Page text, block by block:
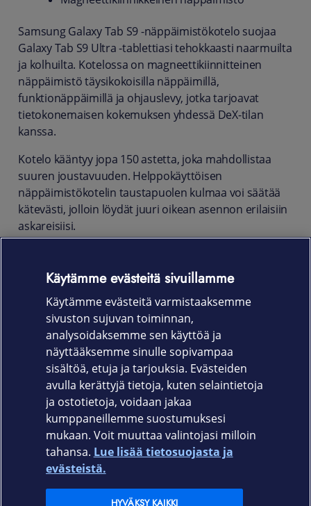
Samsung Galaxy Tab S9 -näppäimistökotelo suojaa
Galaxy Tab S9 Ultra -tablettiasi tehokkaasti naarmuilta
ja kolhuilta. Kotelossa on magneettikiinnitteinen
näppäimistö täysikokoisilla näppäimillä,
funktionäppäimillä ja ohjauslevy, jotka tarjoavat
tietokonemaisen kokemuksen yhdessä DeX-tilan
kanssa.
Kotelo kääntyy jopa 150 astetta, joka mahdollistaa
suuren joustavuuden. Helppokäyttöisen
näppäimistökotelin taustapuolen kulmaa voi säätää
kätevästi, jolloin löydät juuri oikean asennon erilaisiin
askareisiisi.
magneetilla. Langattoman näppäimistön jakamisen
avulla voit yhdistää sen muihin Galaxy-laitteisiisi
tehostaen työskentelyäsi.
Tuotekoodi:
EF-DX715BBEGSE
Elisa.fi
Käytämme evästeitä sivuillamme
Käytämme evästeitä varmistaaksemme
sivuston sujuvan toiminnan,
analysoidaksemme sen käyttöä ja
näyttääksemme sinulle sopivampaa
sisältöä, etuja ja tarjouksia. Evästeiden
avulla kerättyjä tietoja, kuten selaintietoja
ja ostotietoja, voidaan jakaa
kumppaneillemme suostumuksesi
mukaan. Voit muuttaa valintojasi milloin
tahansa. Lue lisää tietosuojasta ja
evästeistä.
HYVÄKSY KAIKKI